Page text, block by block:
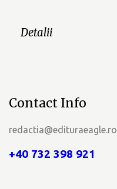
Detalii
Contact Info
redactia@edituraeagle.ro
+40 732 398 921